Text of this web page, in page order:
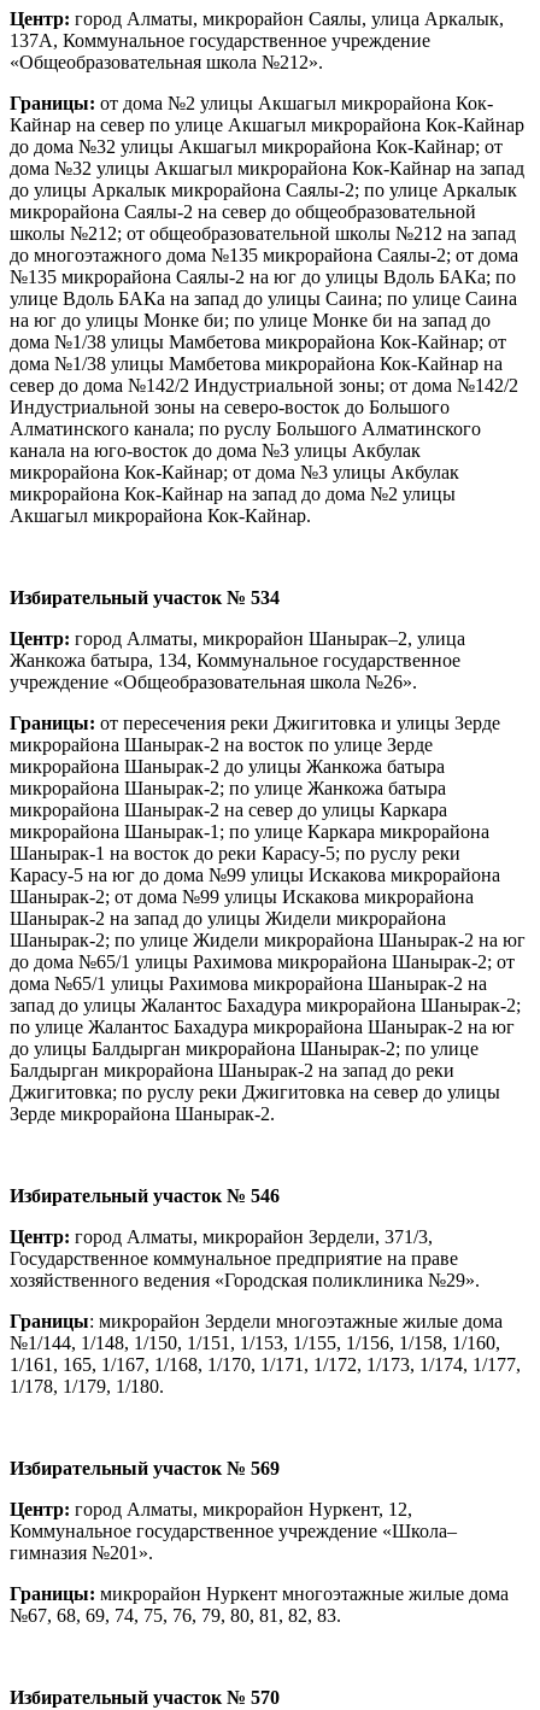
Центр: город Алматы, микрорайон Саялы, улица Аркалык,
137А, Коммунальное государственное учреждение
«Общеобразовательная школа №212».
Границы: от дома №2 улицы Акшагыл микрорайона Кок-
Кайнар на север по улице Акшагыл микрорайона Кок-Кайнар
до дома №32 улицы Акшагыл микрорайона Кок-Кайнар; от
дома №32 улицы Акшагыл микрорайона Кок-Кайнар на запад
до улицы Аркалык микрорайона Саялы-2; по улице Аркалык
микрорайона Саялы-2 на север до общеобразовательной
школы №212; от общеобразовательной школы №212 на запад
до многоэтажного дома №135 микрорайона Саялы-2; от дома
№135 микрорайона Саялы-2 на юг до улицы Вдоль БАКа; по
улице Вдоль БАКа на запад до улицы Саина; по улице Саина
на юг до улицы Монке би; по улице Монке би на запад до
дома №1/38 улицы Мамбетова микрорайона Кок-Кайнар; от
дома №1/38 улицы Мамбетова микрорайона Кок-Кайнар на
север до дома №142/2 Индустриальной зоны; от дома №142/2
Индустриальной зоны на северо-восток до Большого
Алматинского канала; по руслу Большого Алматинского
канала на юго-восток до дома №3 улицы Акбулак
микрорайона Кок-Кайнар; от дома №3 улицы Акбулак
микрорайона Кок-Кайнар на запад до дома №2 улицы
Акшагыл микрорайона Кок-Кайнар.
Избирательный участок № 534
Центр: город Алматы, микрорайон Шанырак–2, улица
Жанкожа батыра, 134, Коммунальное государственное
учреждение «Общеобразовательная школа №26».
Границы: от пересечения реки Джигитовка и улицы Зерде
микрорайона Шанырак-2 на восток по улице Зерде
микрорайона Шанырак-2 до улицы Жанкожа батыра
микрорайона Шанырак-2; по улице Жанкожа батыра
микрорайона Шанырак-2 на север до улицы Каркара
микрорайона Шанырак-1; по улице Каркара микрорайона
Шанырак-1 на восток до реки Карасу-5; по руслу реки
Карасу-5 на юг до дома №99 улицы Искакова микрорайона
Шанырак-2; от дома №99 улицы Искакова микрорайона
Шанырак-2 на запад до улицы Жидели микрорайона
Шанырак-2; по улице Жидели микрорайона Шанырак-2 на юг
до дома №65/1 улицы Рахимова микрорайона Шанырак-2; от
дома №65/1 улицы Рахимова микрорайона Шанырак-2 на
запад до улицы Жалантос Бахадура микрорайона Шанырак-2;
по улице Жалантос Бахадура микрорайона Шанырак-2 на юг
до улицы Балдырган микрорайона Шанырак-2; по улице
Балдырган микрорайона Шанырак-2 на запад до реки
Джигитовка; по руслу реки Джигитовка на север до улицы
Зерде микрорайона Шанырак-2.
Избирательный участок № 546
Центр: город Алматы, микрорайон Зердели, 371/3,
Государственное коммунальное предприятие на праве
хозяйственного ведения «Городская поликлиника №29».
Границы: микрорайон Зердели многоэтажные жилые дома
№1/144, 1/148, 1/150, 1/151, 1/153, 1/155, 1/156, 1/158, 1/160,
1/161, 165, 1/167, 1/168, 1/170, 1/171, 1/172, 1/173, 1/174, 1/177,
1/178, 1/179, 1/180.
Избирательный участок № 569
Центр: город Алматы, микрорайон Нуркент, 12,
Коммунальное государственное учреждение «Школа–
гимназия №201».
Границы: микрорайон Нуркент многоэтажные жилые дома
№67, 68, 69, 74, 75, 76, 79, 80, 81, 82, 83.
Избирательный участок № 570